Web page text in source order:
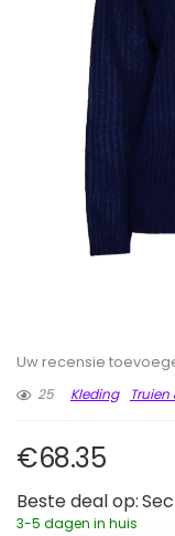
Uw recensie
25
Kleding Truien
€68.35
Beste deal op:
3-5 dagen in huis